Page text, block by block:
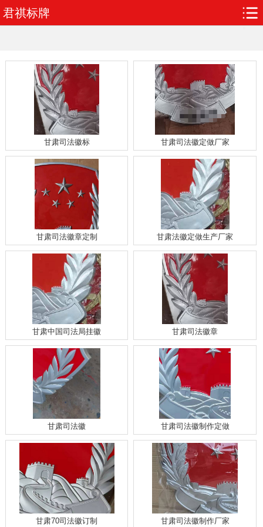
君祺标牌
甘肃司法徽标 甘肃司法徽定做厂家
甘肃司法徽章定制 甘肃法徽定做生产厂家
甘肃中国司法局挂徽 甘肃司法徽章
甘肃司法徽 甘肃司法徽制作定做
甘肃70司法徽订制 甘肃司法徽制作厂家